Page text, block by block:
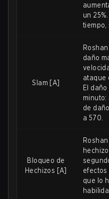
un
tiempo,
Slam [A]
daño
ataque
El
minuto:
de
a 570.
Bloqueo de
Hechizos [A]
efectos
que lo